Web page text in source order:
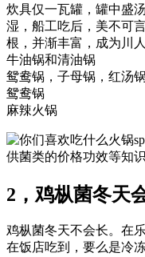
炊具仅一瓦罐，罐中盛
湿，船工吃后，美不可
根，并渐丰富，成为川
牛油锅和清油锅
鸳鸯锅，子母锅，红汤
鸳鸯锅
麻辣火锅
供菌类的价格功效等知识
2，鸡枞菌冬天
鸡枞菌冬天不会长。在
在饭店吃到，要么是冷